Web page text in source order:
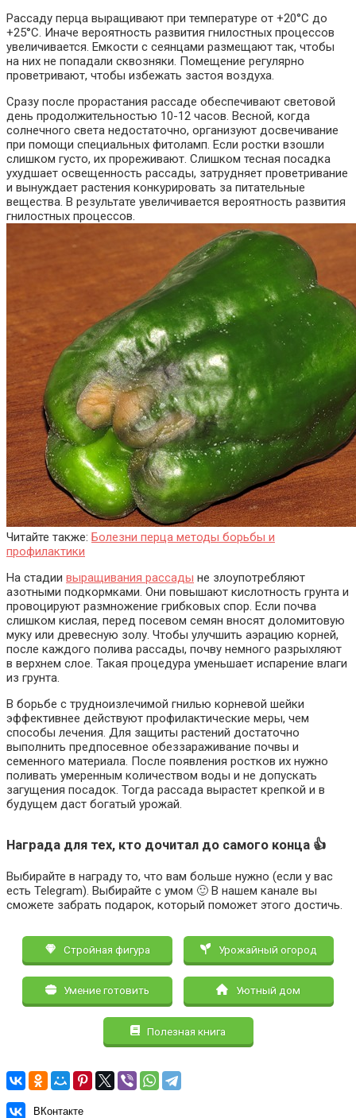
Рассаду перца выращивают при температуре от +20°С до
+25°С. Иначе вероятность развития гнилостных процессов
увеличивается. Емкости с сеянцами размещают так, чтобы
на них не попадали сквозняки. Помещение регулярно
проветривают, чтобы избежать застоя воздуха.
Сразу после прорастания рассаде обеспечивают световой
день продолжительностью 10-12 часов. Весной, когда
солнечного света недостаточно, организуют досвечивание
при помощи специальных фитоламп. Если ростки взошли
слишком густо, их прореживают. Слишком тесная посадка
ухудшает освещенность рассады, затрудняет проветривание
и вынуждает растения конкурировать за питательные
вещества. В результате увеличивается вероятность развития
гнилостных процессов.
Читайте также: Болезни перца методы борьбы и
профилактики
На стадии выращивания рассады не злоупотребляют
азотными подкормками. Они повышают кислотность грунта и
провоцируют размножение грибковых спор. Если почва
слишком кислая, перед посевом семян вносят доломитовую
муку или древесную золу. Чтобы улучшить аэрацию корней,
после каждого полива рассады, почву немного разрыхляют
в верхнем слое. Такая процедура уменьшает испарение влаги
из грунта.
В борьбе с трудноизлечимой гнилью корневой шейки
эффективнее действуют профилактические меры, чем
способы лечения. Для защиты растений достаточно
выполнить предпосевное обеззараживание почвы и
семенного материала. После появления ростков их нужно
поливать умеренным количеством воды и не допускать
загущения посадок. Тогда рассада вырастет крепкой и в
будущем даст богатый урожай.
Награда для тех, кто дочитал до самого конца 👍
Выбирайте в награду то, что вам больше нужно (если у вас
есть Telegram). Выбирайте с умом 🙂 В нашем канале вы
сможете забрать подарок, который поможет этого достичь.
Стройная фигура Урожайный огород
Умение готовить Уютный дом
Полезная книга
ВКонтакте